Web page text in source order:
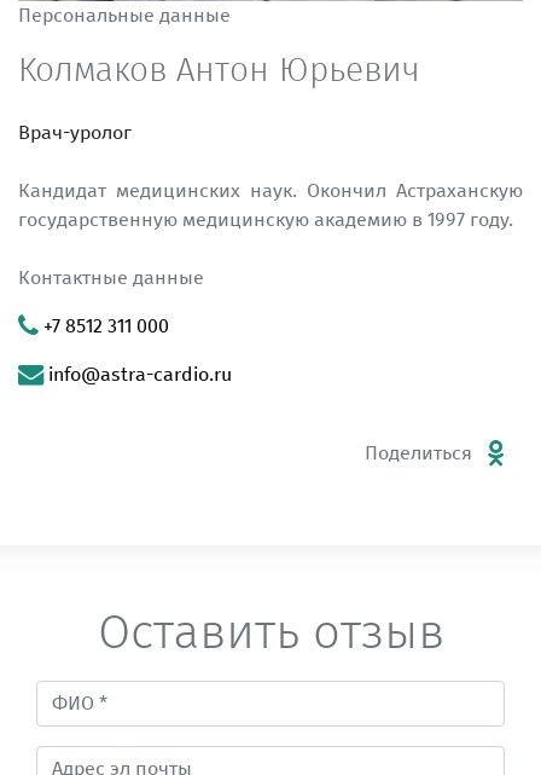
Персональные данные
Колмаков Антон Юрьевич
Врач-уролог
Кандидат медицинских наук. Окончил Астраханскую
государственную медицинскую академию в 1997 году.
Контактные данные
+7 8512 311 000
info@astra-cardio.ru
Поделиться
Оставить отзыв